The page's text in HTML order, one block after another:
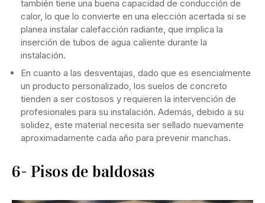
también tiene una buena capacidad de conducción de
calor, lo que lo convierte en una elección acertada si se
planea instalar calefacción radiante, que implica la
inserción de tubos de agua caliente durante la
instalación.
En cuanto a las desventajas, dado que es esencialmente
un producto personalizado, los suelos de concreto
tienden a ser costosos y requieren la intervención de
profesionales para su instalación. Además, debido a su
solidez, este material necesita ser sellado nuevamente
aproximadamente cada año para prevenir manchas.
6- Pisos de baldosas